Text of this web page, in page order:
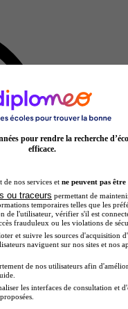
pour rendre la recherche
efficace.
de nos services et ne peuvent pas être
ou traceurs permettant de
temporaires telles que les
de l'utilisateur, vérifier s'il est
frauduleux ou les violations de
et suivre les sources d'acquisition
naviguent sur nos sites et nos
de nos utilisateurs afin
les interfaces de consultation et